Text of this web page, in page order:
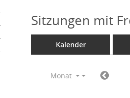
Sitzungen mit
Kalender
Monat